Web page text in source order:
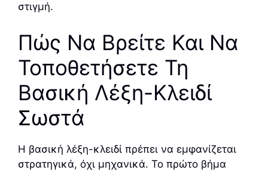
στιγμή.
Πώς Να Βρείτε Και Να
Τοποθετήσετε Τη
Βασική Λέξη-Κλειδί
Σωστά
Η βασική λέξη-κλειδί πρέπει να εμφανίζεται
στρατηγικά, όχι μηχανικά. Το πρώτο βήμα